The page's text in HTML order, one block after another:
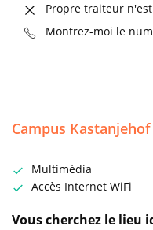
Propre traiteur
Montrez-moi le
Campus Kastanjehof
Multimédia
Accès Internet WiFi
Vous cherchez le lieu